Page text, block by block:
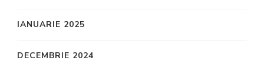
IANUARIE 2025
DECEMBRIE 2024